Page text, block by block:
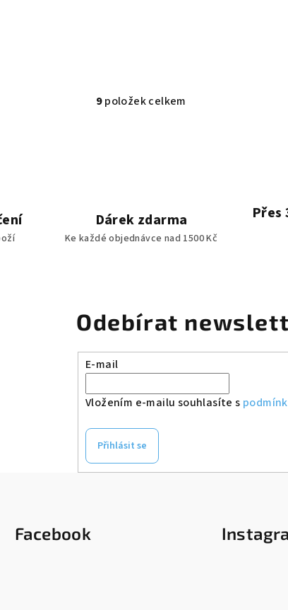
O
c
í
v
k
y
p
i
s
u
9položek celkem
Dárek zdarma
Ke každé objednávce nad 1500 Kč
Přes
Odebírat
E-mail
Vložením e-mailu souhlasíte s
Přihlásit se
Facebook